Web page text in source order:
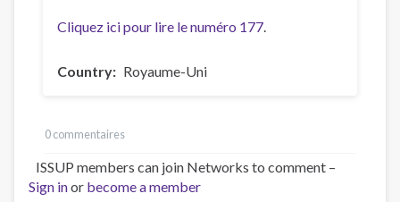
Cliquez ici pour lire le numéro 177.
Country Royaume-Uni
0 commentaires
ISSUP members can join Networks to comment –
Sign inor become a member